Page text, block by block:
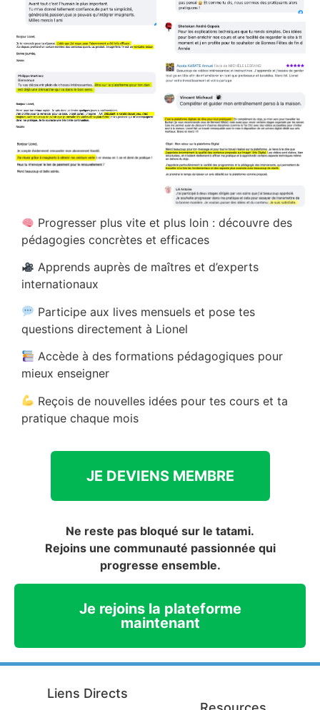
Progresser plus vite et plus loin : découvre des
pédagogies concrètes et efficaces
Apprends auprès de maîtres et d’experts
internationaux
Participe aux lives mensuels et pose tes
questions directement à Lionel
Accède à des formations pédagogiques pour
mieux enseigner
Reçois de nouvelles idées pour tes cours et ta
pratique chaque mois
JE DEVIENS MEMBRE
Ne reste pas bloqué sur le tatami.
Rejoins une communauté passionnée qui
progresse ensemble.
Je rejoins la plateforme
maintenant
Liens Directs